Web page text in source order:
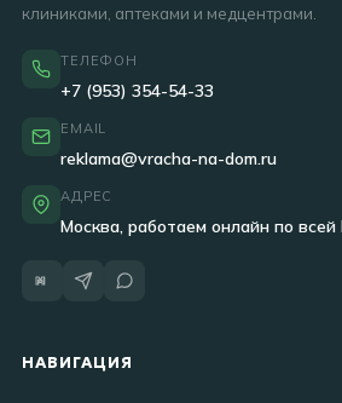
клиниками, аптеками и медцентрами.
ТЕЛЕФОН
+7 (953) 354-54-33
EMAIL
reklama@vracha-na-dom.ru
АДРЕС
Москва, работаем онлайн по всей
НАВИГАЦИЯ